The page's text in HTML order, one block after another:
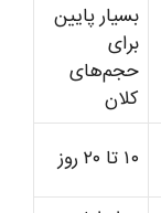
بسیار پایین
برای
حجم‌های
کلان
۱۰ تا ۲۰ روز